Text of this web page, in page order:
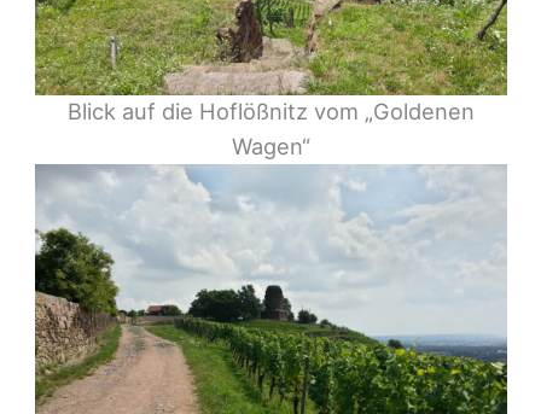
Blick auf die Hoflößnitz vom „Goldenen
Wagen“